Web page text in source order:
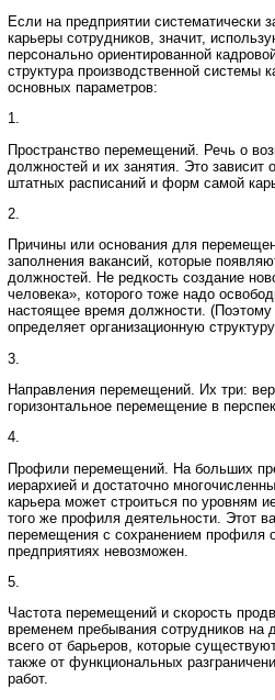
Если на предприятии систематически
карьеры сотрудников, значит,
персонально ориентированной
структура производственной системы
основных параметров:
1.
Пространство перемещений. Речь о
должностей и их занятия. Это зависит
штатных расписаний и форм самой
2.
Причины или основания для
заполнения вакансий, которые
должностей. Не редкость создание
человека», которого тоже надо
настоящее время должности. (Поэтому
определяет организационную
3.
Направления перемещений. Их три:
горизонтальное перемещение в
4.
Профили перемещений. На больших
иерархией и достаточно
карьера может строиться по уровням
того же профиля деятельности. Этот
перемещения с сохранением профиля
предприятиях невозможен.
5.
Частота перемещений и скорость
временем пребывания сотрудников на
всего от барьеров, которые
также от функциональных
работ.